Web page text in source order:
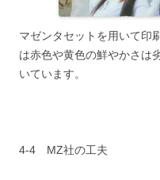
マゼンタセットを用いて印
は赤色や黄色の鮮やかさは
いています。
4-4 MZ社の工夫